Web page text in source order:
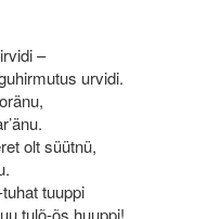
–
urvidi.
olt süütnü,
tuuppi
tulõ-õs huuppi!